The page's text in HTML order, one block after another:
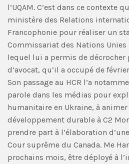
l’UQAM. C’est dans ce contexte
ministère des Relations
Francophonie pour réaliser un
Commissariat des Nations Unies
lequel lui a permis de décrocher
d’avocat, qu’il a occupé de
Son passage au HCR l’a
parole dans les médias pour
humanitaire en Ukraine, à
développement durable à C2
prendre part à l’élaboration
Cour suprême du Canada. Me
prochains mois, être déployé à